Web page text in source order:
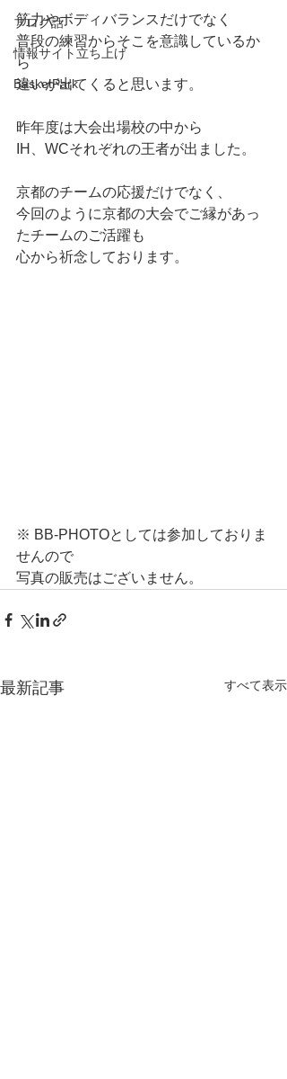
ブログ話
情報サイト立ち上げ
BasketPark
筋力やボディバランスだけでなく
普段の練習からそこを意識しているか
ら
違いが出てくると思います。
昨年度は大会出場校の中から
IH、WCそれぞれの王者が出ました。
京都のチームの応援だけでなく、
今回のように京都の大会でご縁があっ
たチームのご活躍も
心から祈念しております。
※ BB-PHOTOとしては参加しておりま
せんので
写真の販売はございません。
最新記事 すべて表示